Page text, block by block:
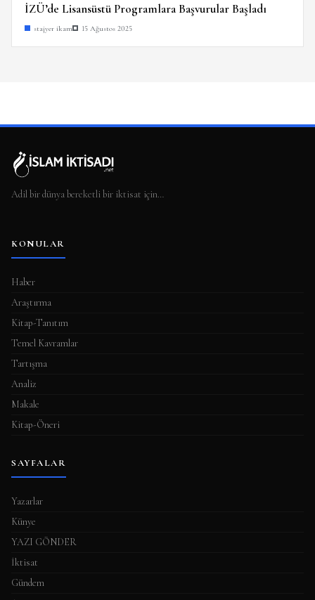
İZÜ’de Lisansüstü Programlara Başvurular Başladı
stajyer ikam 15 Ağustos 2025
Adil bir dünya bereketli bir iktisat için…
KONULAR
Haber
Araştırma
Kitap-Tanıtım
Temel Kavramlar
Tartışma
Analiz
Makale
Kitap-Öneri
SAYFALAR
Yazarlar
Künye
YAZI GÖNDER
İktisat
Gündem